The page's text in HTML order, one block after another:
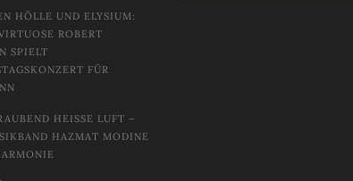
HÖLLE UND ELYSIUM:
ROBERT
SPIELT
FÜR
HEISSE LUFT – W
HAZMAT MODINE I